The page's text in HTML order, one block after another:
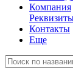
Компания
Контакты
Еще